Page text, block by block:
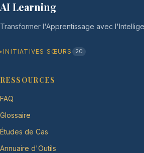
AI Learning
Transformer l'Apprentissage avec
INITIATIVES SŒURS 20
RESSOURCES
FAQ
Glossaire
Études de Cas
Annuaire d'Outils